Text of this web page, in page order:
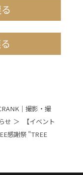
｜撮影・撮
せ
【イベント
感謝祭 "TREE